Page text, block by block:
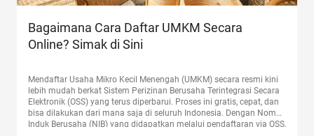
Bagaimana Cara Daftar UMKM Secara
Online? Simak di Sini
Mendaftar Usaha Mikro Kecil Menengah (UMKM) secara resmi kini
lebih mudah berkat Sistem Perizinan Berusaha Terintegrasi Secara
Elektronik (OSS) yang terus diperbarui. Proses ini gratis, cepat, dan
bisa dilakukan dari mana saja di seluruh Indonesia. Dengan Nomor
Induk Berusaha (NIB) yang didapatkan melalui pendaftaran via OSS,